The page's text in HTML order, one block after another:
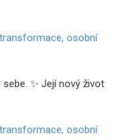
✨ Její nový život